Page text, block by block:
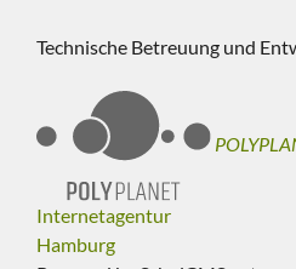
Technische Betreuung und
Internetagentur
Hamburg